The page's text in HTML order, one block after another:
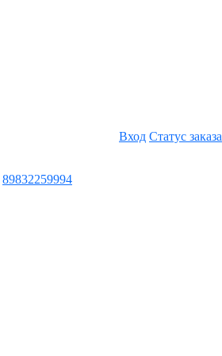
Вход Статус заказа
89832259994